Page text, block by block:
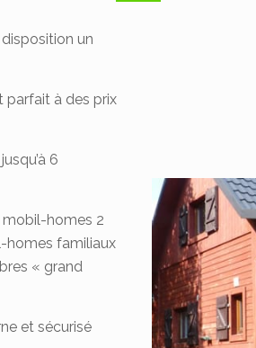
un
parfait à des prix
6
mobil-homes 2
homes familiaux
« grand
et sécurisé